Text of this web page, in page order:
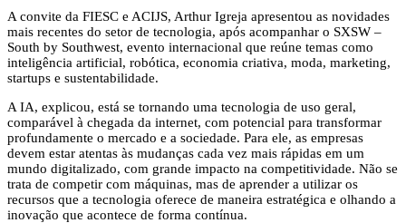
A convite da FIESC e ACIJS, Arthur Igreja apresentou as novidades
mais recentes do setor de tecnologia, após acompanhar o SXSW –
South by Southwest, evento internacional que reúne temas como
inteligência artificial, robótica, economia criativa, moda, marketing,
startups e sustentabilidade.
A IA, explicou, está se tornando uma tecnologia de uso geral,
comparável à chegada da internet, com potencial para transformar
profundamente o mercado e a sociedade. Para ele, as empresas
devem estar atentas às mudanças cada vez mais rápidas em um
mundo digitalizado, com grande impacto na competitividade. Não se
trata de competir com máquinas, mas de aprender a utilizar os
recursos que a tecnologia oferece de maneira estratégica e olhando a
inovação que acontece de forma contínua.